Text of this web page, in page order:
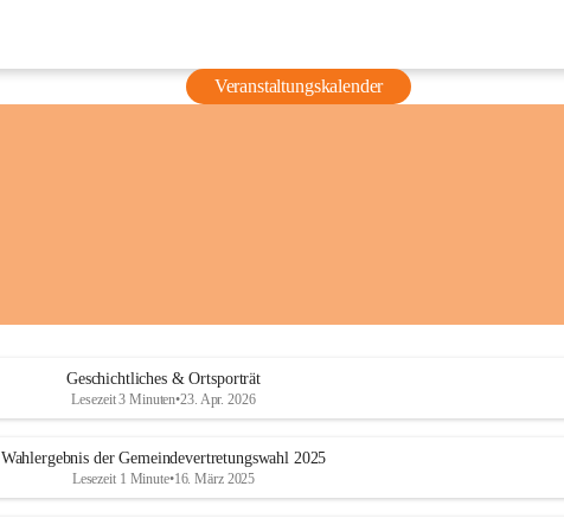
Veranstaltungskalender
Geschichtliches & Ortsporträt
Lesezeit 3 Minuten•23. Apr. 2026
Wahlergebnis der Gemeindevertretungswahl 2025
Lesezeit 1 Minute•16. März 2025